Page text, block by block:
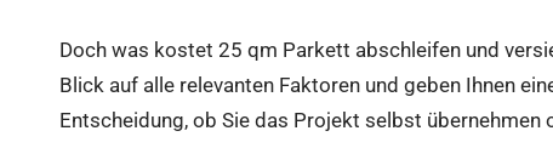
Doch was kostet 25 qm Parkett abschleifen und
Blick auf alle relevanten Faktoren und geben Ihnen
Entscheidung, ob Sie das Projekt selbst übernehmen